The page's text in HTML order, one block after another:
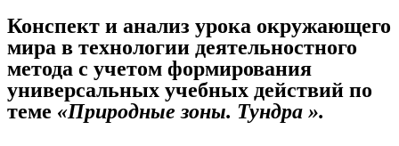
Конспект и анализ урока окружающего
мира в технологии деятельностного
метода с учетом формирования
универсальных учебных действий по
теме «Природные зоны. Тундра ».